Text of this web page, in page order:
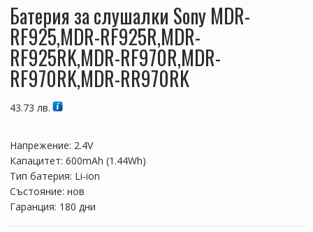
Батерия за слушалки Sony MDR-
RF925,MDR-RF925R,MDR-
RF925RK,MDR-RF970R,MDR-
RF970RK,MDR-RR970RK
43.73 лв.
Напрежение: 2.4V
Капацитет: 600mAh (1.44Wh)
Тип батерия: Li-ion
Състояние: нов
Гаранция: 180 дни